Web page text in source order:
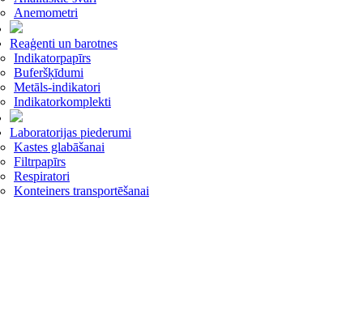
Anemometri
Reaģenti un barotnes
Indikatorpapīrs
Buferšķīdumi
Metāls-indikatori
Indikatorkomplekti
Laboratorijas piederumi
Kastes glabāšanai
Filtrpapīrs
Respiratori
Konteiners transportēšanai